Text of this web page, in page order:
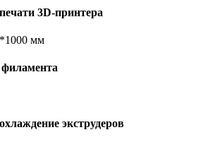
3D-принтера
мм
экструдеров